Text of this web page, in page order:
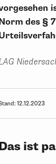
des §
12.12.2023
ist